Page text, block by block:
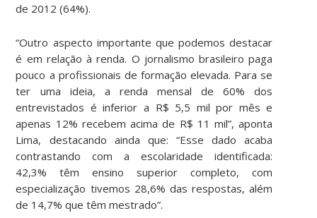
de 2012 (64%).
“Outro aspecto importante que podemos destacar
é em relação à renda. O jornalismo brasileiro paga
pouco a profissionais de formação elevada. Para se
ter uma ideia, a renda mensal de 60% dos
entrevistados é inferior a R$ 5,5 mil por mês e
apenas 12% recebem acima de R$ 11 mil”, aponta
Lima, destacando ainda que: “Esse dado acaba
contrastando com a escolaridade identificada:
42,3% têm ensino superior completo, com
especialização tivemos 28,6% das respostas, além
de 14,7% que têm mestrado”.